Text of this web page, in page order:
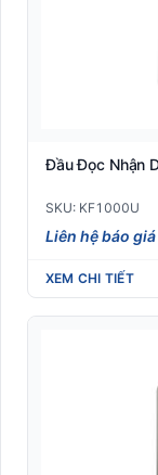
Đầu Đọc Nhận
SKU: KF1000U
Liên hệ báo giá
XEM CHI TIẾT